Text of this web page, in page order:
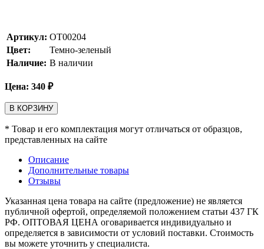
Артикул: ОТ00204
Цвет:
Темно-зеленый
Наличие: В наличии
Цена: 340 ₽
В КОРЗИНУ
* Товар и его комплектация могут отличаться от образцов,
представленных на сайте
Описание
Дополнительные товары
Отзывы
Указанная цена товара на сайте (предложение) не является
публичной офертой, определяемой положением статьи 437 ГК
РФ. ОПТОВАЯ ЦЕНА оговаривается индивидуально и
определяется в зависимости от условий поставки. Стоимость
вы можете уточнить у специалиста.